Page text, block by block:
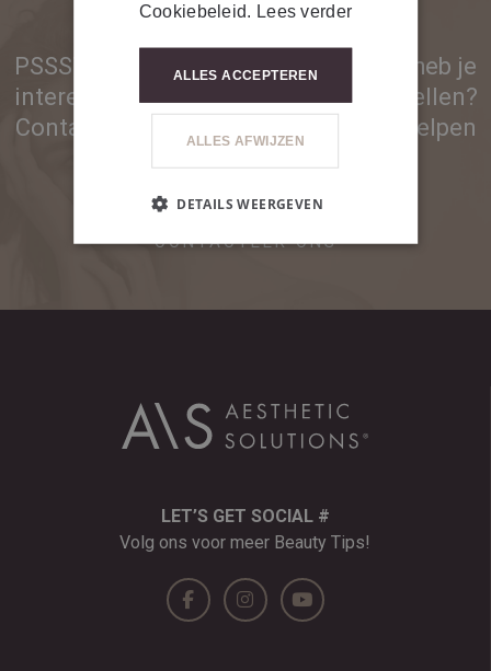
PSSST... Ben je nog geen partner en heb je
interesse in onze producten of toestellen?
Contacteer ons voor meer info. We helpen
CONTACTEER ONS
LET’S GET SOCIAL #
Volg ons voor meer Beauty Tips!
Cookiebeleid. Lees verder
ALLES ACCEPTEREN
ALLES AFWIJZEN
DETAILS WEERGEVEN